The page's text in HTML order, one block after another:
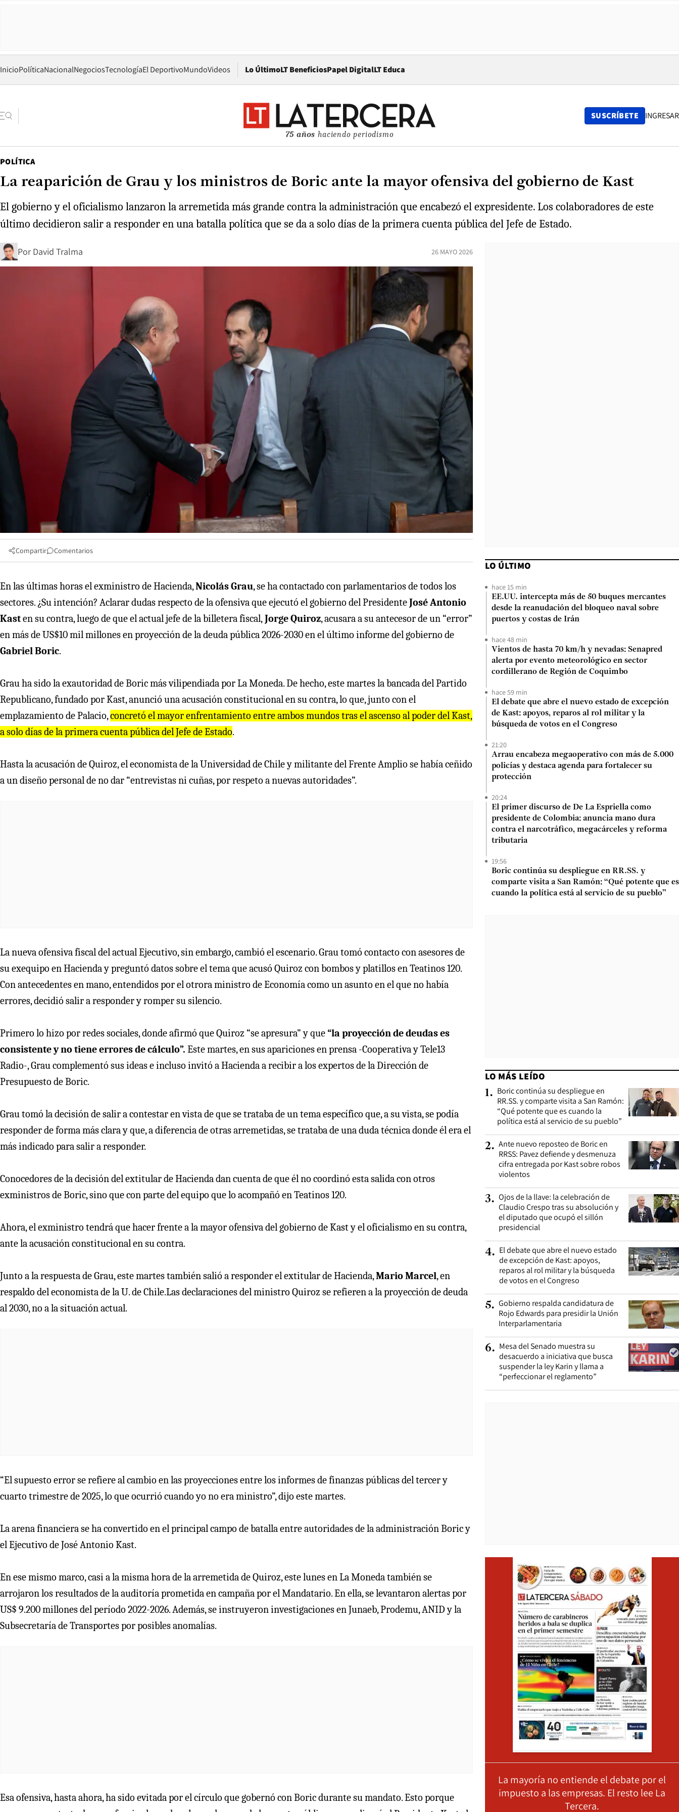
InicioPolíticaNacionalNegociosTecnologíaEl DeportivoMundoVideos Lo ÚltimoLT BeneficiosPapel DigitalOpens in new window
LT Educa
75 años haciendo periodismo
SUSCRÍBETE INGRESAR
POLÍTICA
La reaparición de Grau y los ministros de Boric ante la mayor ofensiva del gobierno de Kast
El gobierno y el oficialismo lanzaron la arremetida más grande contra la administración que encabezó el expresidente. Los colaboradores de este
último decidieron salir a responder en una batalla política que se da a solo días de la primera cuenta pública del Jefe de Estado.
Por David Tralma 26 MAYO 2026
Compartir Comentarios
En las últimas horas el exministro de Hacienda,Nicolás Grau, se ha contactado con parlamentarios de todos los
sectores. ¿Su intención? Aclarar dudas respecto de la ofensiva que ejecutó el gobierno del PresidenteJosé Antonio
Kasten su contra, luego de que el actual jefe de la billetera fiscal,Jorge Quiroz, acusara a su antecesor de un “error”
en más de US$10 mil millones en proyección de la deuda pública 2026-2030 en el último informe del gobierno de
Gabriel Boric.
Grau ha sido la exautoridad de Boric más vilipendiada por La Moneda. De hecho, este martes la bancada del Partido
Republicano, fundado por Kast, anunció una acusación constitucional en su contra, lo que, junto con el
emplazamiento de Palacio,concretó el mayor enfrentamiento entre ambos mundos tras el ascenso al poder del Kast,
a solo días de la primera cuenta pública del Jefe de Estado.
Hasta la acusación de Quiroz, el economista de la Universidad de Chile y militante del Frente Amplio se había ceñido
a un diseño personal de no dar “entrevistas ni cuñas, por respeto a nuevas autoridades”.
La nueva ofensiva fiscal del actual Ejecutivo, sin embargo, cambió el escenario. Grau tomó contacto con asesores de
su exequipo en Hacienda y preguntó datos sobre el tema que acusó Quiroz con bombos y platillos en Teatinos 120.
Con antecedentes en mano, entendidos por el otrora ministro de Economía como un asunto en el que no había
errores, decidió salir a responder y romper su silencio.
Primero lo hizo por redes sociales, donde afirmó que Quiroz “se apresura” y que“la proyección de deudas es
consistente y no tiene errores de cálculo”. Este martes, en sus apariciones en prensa -Cooperativa y Tele13
Radio-, Grau complementó sus ideas e incluso invitó a Hacienda a recibir a los expertos de la Dirección de
Presupuesto de Boric.
Grau tomó la decisión de salir a contestar en vista de que se trataba de un tema específico que, a su vista, se podía
responder de forma más clara y que, a diferencia de otras arremetidas, se trataba de una duda técnica donde él era el
más indicado para salir a responder.
Conocedores de la decisión del extitular de Hacienda dan cuenta de que él no coordinó esta salida con otros
exministros de Boric, sino que con parte del equipo que lo acompañó en Teatinos 120.
Ahora, el exministro tendrá que hacer frente a la mayor ofensiva del gobierno de Kast y el oficialismo en su contra,
ante la acusación constitucional en su contra.
Junto a la respuesta de Grau, este martes también salió a responder el extitular de Hacienda,Mario Marcel, en
respaldo del economista de la U. de Chile.Las declaraciones del ministro Quiroz se refieren a la proyección de deuda
al 2030, no a la situación actual.
“El supuesto error se refiere al cambio en las proyecciones entre los informes de finanzas públicas del tercer y
cuarto trimestre de 2025, lo que ocurrió cuando yo no era ministro”, dijo este martes.
La arena financiera se ha convertido en el principal campo de batalla entre autoridades de la administración Boric y
el Ejecutivo de José Antonio Kast.
En ese mismo marco, casi a la misma hora de la arremetida de Quiroz, este lunes en La Moneda también se
arrojaron los resultados de la auditoría prometida en campaña por el Mandatario. En ella, se levantaron alertas por
US$ 9.200 millones del período 2022-2026. Además, se instruyeron investigaciones en Junaeb, Prodemu, ANID y la
Subsecretaría de Transportes por posibles anomalías.
Esa ofensiva, hasta ahora, ha sido evitada por el círculo que gobernó con Boric durante su mandato. Esto porque
LO ÚLTIMO
hace 15 min
EE.UU. intercepta más de 50 buques mercantes
desde la reanudación del bloqueo naval sobre
puertos y costas de Irán
hace 48 min
Vientos de hasta 70 km/h y nevadas: Senapred
alerta por evento meteorológico en sector
cordillerano de Región de Coquimbo
hace 59 min
El debate que abre el nuevo estado de excepción
de Kast: apoyos, reparos al rol militar y la
búsqueda de votos en el Congreso
21:20
Arrau encabeza megaoperativo con más de 5.000
policías y destaca agenda para fortalecer su
protección
20:24
El primer discurso de De La Espriella como
presidente de Colombia: anuncia mano dura
contra el narcotráfico, megacárceles y reforma
tributaria
19:56
Boric continúa su despliegue en RR.SS. y
comparte visita a San Ramón: “Qué potente que es
cuando la política está al servicio de su pueblo”
LO MÁS LEÍDO
1. Boric continúa su despliegue en
RR.SS. y comparte visita a San Ramón:
“Qué potente que es cuando la
política está al servicio de su pueblo”
2. Ante nuevo reposteo de Boric en
RRSS: Pavez defiende y desmenuza
cifra entregada por Kast sobre robos
violentos
3. Ojos de la llave: la celebración de
Claudio Crespo tras su absolución y
el diputado que ocupó el sillón
presidencial
4. El debate que abre el nuevo estado
de excepción de Kast: apoyos,
reparos al rol militar y la búsqueda
de votos en el Congreso
5. Gobierno respalda candidatura de
Rojo Edwards para presidir la Unión
Interparlamentaria
6. Mesa del Senado muestra su
desacuerdo a iniciativa que busca
suspender la ley Karin y llama a
“perfeccionar el reglamento”
La mayoría no entiende el debate por el
impuesto a las empresas. El resto lee La
Tercera.